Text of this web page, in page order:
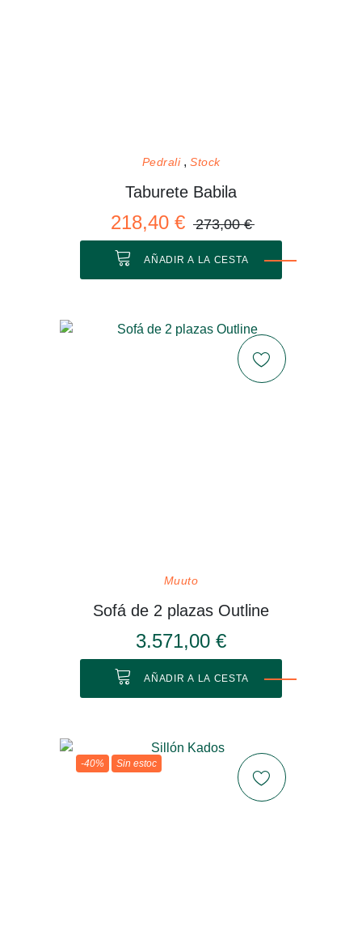
Pedrali Stock
Taburete Babila
218,40 € 273,00 €
AÑADIR A LA CESTA
Muuto
Sofá de 2 plazas Outline
3.571,00 €
AÑADIR A LA CESTA
-40% Sin estoc